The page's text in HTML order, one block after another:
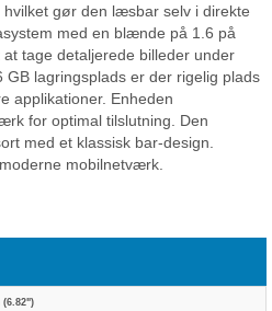
hvilket gør den læsbar selv i direkte
med en blænde på 1.6 på
tage detaljerede billeder under
lagringsplads er der rigelig plads
applikationer. Enheden
for optimal tilslutning. Den
med et klassisk bar-design.
mobilnetværk.
(6.82")